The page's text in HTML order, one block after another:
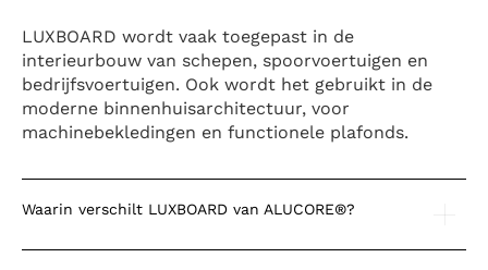
LUXBOARD wordt vaak toegepast in de
interieurbouw van schepen, spoorvoertuigen en
bedrijfsvoertuigen. Ook wordt het gebruikt in de
moderne binnenhuisarchitectuur, voor
machinebekledingen en functionele plafonds.
Waarin verschilt LUXBOARD van ALUCORE®?